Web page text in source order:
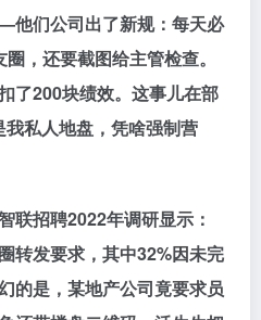
们公司出了新规：每天必
，还要截图给主管检查。
了200块绩效。这事儿在部
私人地盘，凭啥强制营
联招聘2022年调研显示：
转发要求 ，其中32%因未完
的是，某地产公司竟要求员